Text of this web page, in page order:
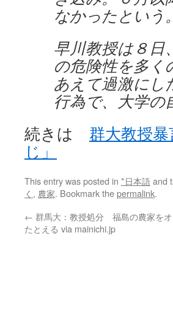
なかったという。
早川教授は８日
の危険性を多く
あえて過激にし
行為で、大学の
続きは 群大教授
じ」
This entry was posted in *日本語and
く , 農家. Bookmark thepermalink.
← 群馬大：教授処分 福島の農家を
たとえる via mainichi.jp